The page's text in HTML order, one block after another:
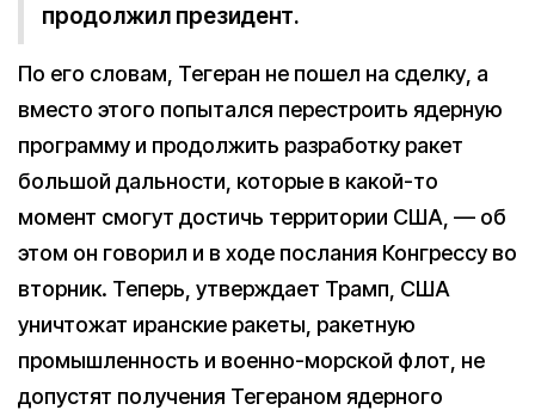
продолжил президент.
По его словам, Тегеран не пошел на сделку, а
вместо этого попытался перестроить ядерную
программу и продолжить разработку ракет
большой дальности, которые в какой-то
момент смогут достичь территории США, — об
этом он говорил и в ходе послания Конгрессу во
вторник. Теперь, утверждает Трамп, США
уничтожат иранские ракеты, ракетную
промышленность и военно-морской флот, не
допустят получения Тегераном ядерного